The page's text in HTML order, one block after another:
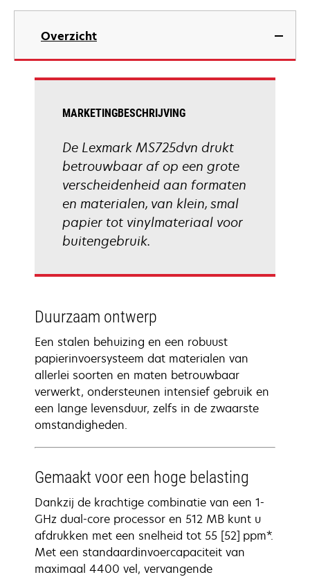
opens
new
Overzicht
MARKETINGBESCHRIJVING
De Lexmark MS725dvn drukt
betrouwbaar af op een grote
verscheidenheid aan formaten
en materialen, van klein, smal
papier tot vinylmateriaal voor
buitengebruik.
Duurzaam ontwerp
Een stalen behuizing en een robuust
papierinvoersysteem dat materialen van
allerlei soorten en maten betrouwbaar
verwerkt, ondersteunen intensief gebruik en
een lange levensduur, zelfs in de zwaarste
omstandigheden.
Gemaakt voor een hoge belasting
Dankzij de krachtige combinatie van een 1-
GHz dual-core processor en 512 MB kunt u
afdrukken met een snelheid tot 55 [52] ppm*.
Met een standaardinvoercapaciteit van
maximaal 4400 vel, vervangende